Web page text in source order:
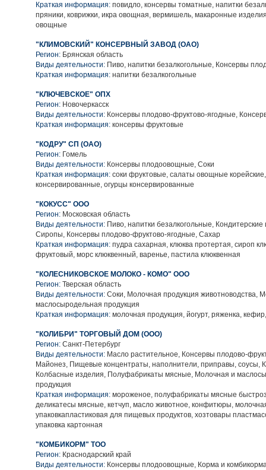
Краткая информация: повидло, консервы томатные, напитки
пряники, коврижки, икра овощная, вермишель, макаронные
овощные
"КЛИМОВСКИЙ" КОНСЕРВНЫЙ ЗАВОД (ОАО)
Регион: Брянская область
Виды деятельности: Пиво, напитки безалкогольные, Консервы
Краткая информация: напитки безалкогольные
"КЛЮЧЕВСКОЕ" ОПХ
Регион: Новочеркасск
Виды деятельности: Консервы плодово-фруктово-ягодные,
Краткая информация: консервы фруктовые
"КОДРУ" СП (ОАО)
Регион: Гомель
Виды деятельности: Консервы плодоовощные, Соки
Краткая информация: соки фруктовые, салаты овощные
консервированные, огурцы консервированные
"КОКУСС" ООО
Регион: Московская область
Виды деятельности: Пиво, напитки безалкогольные,
Сиропы, Консервы плодово-фруктово-ягодные, Сахар
Краткая информация: пудра сахарная, клюква протертая, сироп
фруктовый, морс клюквенный, варенье, пастила клюквенная
"КОЛЕСНИКОВСКОЕ МОЛОКО - КОМО" ООО
Регион: Тверская область
Виды деятельности: Соки, Молочная продукция животноводства,
маслосыродельная продукция
Краткая информация: молочная продукция, йогурт, ряженка,
"КОЛИБРИ" ТОРГОВЫЙ ДОМ (ООО)
Регион: Санкт-Петербург
Виды деятельности: Масло растительное, Консервы плодово-
Майонез, Пищевые концентраты, наполнители, приправы, соусы,
Колбасные изделия, Полуфабрикаты мясные, Молочная и
продукция
Краткая информация: мороженое, полуфабрикаты мясные
деликатесы мясные, кетчуп, масло животное, конфитюры,
упаковкапластиковая для пищевых продуктов, хозтовары
упаковка картонная
"КОМБИКОРМ" ТОО
Регион: Краснодарский край
Виды деятельности: Консервы плодоовощные, Корма и